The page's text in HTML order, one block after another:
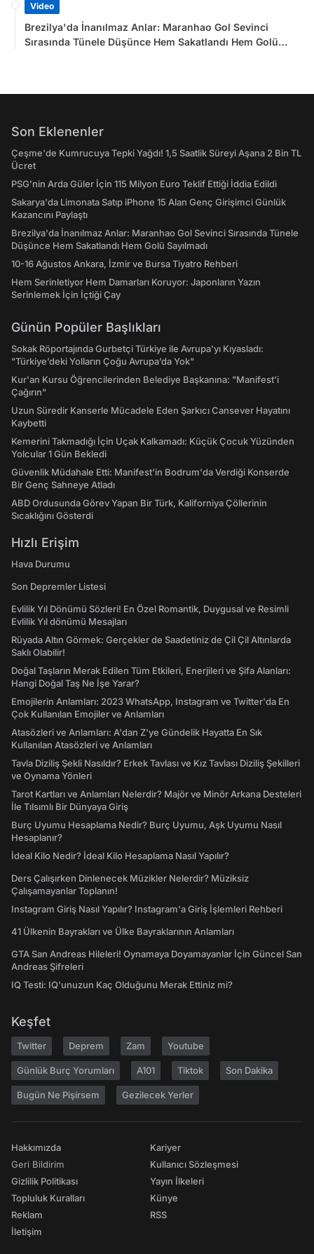
Video
Brezilya'da İnanılmaz Anlar: Maranhao Gol Sevinci
Sırasında Tünele Düşünce Hem Sakatlandı Hem Golü
Son Eklenenler
Çeşme'de Kumrucuya Tepki Yağdı! 1,5 Saatlik Süreyi Aşana 2 Bin TL
Ücret
PSG’nin Arda Güler İçin 115 Milyon Euro Teklif Ettiği İddia Edildi
Sakarya'da Limonata Satıp iPhone 15 Alan Genç Girişimci Günlük
Kazancını Paylaştı
Brezilya'da İnanılmaz Anlar: Maranhao Gol Sevinci Sırasında Tünele
Düşünce Hem Sakatlandı Hem Golü Sayılmadı
10-16 Ağustos Ankara, İzmir ve Bursa Tiyatro Rehberi
Hem Serinletiyor Hem Damarları Koruyor: Japonların Yazın
Serinlemek İçin İçtiği Çay
Günün Popüler Başlıkları
Sokak Röportajında Gurbetçi Türkiye ile Avrupa'yı Kıyasladı:
"Türkiye’deki Yolların Çoğu Avrupa’da Yok"
Kur'an Kursu Öğrencilerinden Belediye Başkanına: "Manifest’i
Çağırın"
Uzun Süredir Kanserle Mücadele Eden Şarkıcı Cansever Hayatını
Kaybetti
Kemerini Takmadığı İçin Uçak Kalkamadı: Küçük Çocuk Yüzünden
Yolcular 1 Gün Bekledi
Güvenlik Müdahale Etti: Manifest'in Bodrum'da Verdiği Konserde
Bir Genç Sahneye Atladı
ABD Ordusunda Görev Yapan Bir Türk, Kaliforniya Çöllerinin
Sıcaklığını Gösterdi
Hızlı Erişim
Hava Durumu
Son Depremler Listesi
Evlilik Yıl Dönümü Sözleri! En Özel Romantik, Duygusal ve Resimli
Evlilik Yıl dönümü Mesajları
Rüyada Altın Görmek: Gerçekler de Saadetiniz de Çil Çil Altınlarda
Saklı Olabilir!
Doğal Taşların Merak Edilen Tüm Etkileri, Enerjileri ve Şifa Alanları:
Hangi Doğal Taş Ne İşe Yarar?
Emojilerin Anlamları: 2023 WhatsApp, Instagram ve Twitter'da En
Çok Kullanılan Emojiler ve Anlamları
Atasözleri ve Anlamları: A'dan Z'ye Gündelik Hayatta En Sık
Kullanılan Atasözleri ve Anlamları
Tavla Diziliş Şekli Nasıldır? Erkek Tavlası ve Kız Tavlası Diziliş Şekilleri
ve Oynama Yönleri
Tarot Kartları ve Anlamları Nelerdir? Majör ve Minör Arkana Desteleri
İle Tılsımlı Bir Dünyaya Giriş
Burç Uyumu Hesaplama Nedir? Burç Uyumu, Aşk Uyumu Nasıl
Hesaplanır?
İdeal Kilo Nedir? İdeal Kilo Hesaplama Nasıl Yapılır?
Ders Çalışırken Dinlenecek Müzikler Nelerdir? Müziksiz
Çalışamayanlar Toplanın!
Instagram Giriş Nasıl Yapılır? Instagram'a Giriş İşlemleri Rehberi
41 Ülkenin Bayrakları ve Ülke Bayraklarının Anlamları
GTA San Andreas Hileleri! Oynamaya Doyamayanlar İçin Güncel San
Andreas Şifreleri
IQ Testi: IQ'unuzun Kaç Olduğunu Merak Ettiniz mi?
Keşfet
Twitter Deprem Zam Youtube
Günlük Burç Yorumları A101 Tiktok Son Dakika
Bugün Ne Pişirsem Gezilecek Yerler
Hakkımızda
Geri Bildirim
Gizlilik Politikası
Topluluk Kuralları
Reklam
İletişim
Kariyer
Kullanıcı Sözleşmesi
Yayın İlkeleri
Künye
RSS